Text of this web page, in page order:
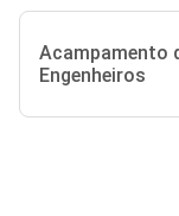
Acampamento
Engenheiros